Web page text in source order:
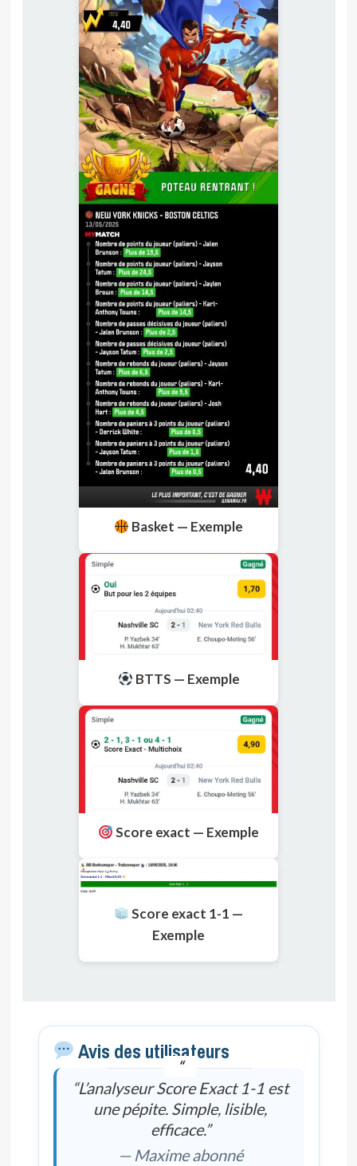
Basket — Exemple
BTTS — Exemple
Score exact — Exemple
Score exact 1-1 —
Exemple
Avis des utilisateurs
“L’analyseur Score Exact 1-1 est
une pépite. Simple, lisible,
efficace.”
— Maxime abonné